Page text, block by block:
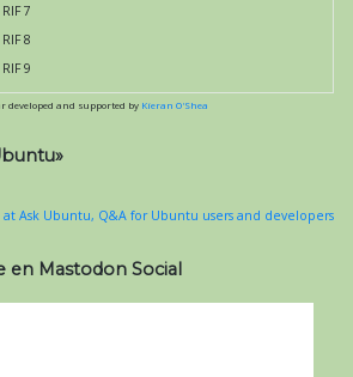
7
8
9
developed and supported by Kieran O'Shea
en Mastodon Social